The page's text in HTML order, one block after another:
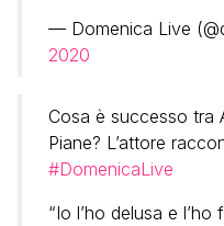
— Domenica Live
2020
Cosa è successo tra
Piane? L’attore
#DomenicaLive
“Io l’ho delusa e l’ho